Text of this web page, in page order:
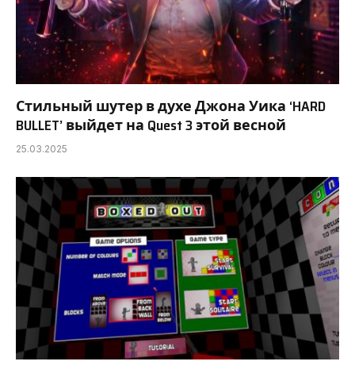
Стильный шутер в духе Джона Уика ‘HARD
BULLET’ выйдет на Quest 3 этой весной
25.03.2025